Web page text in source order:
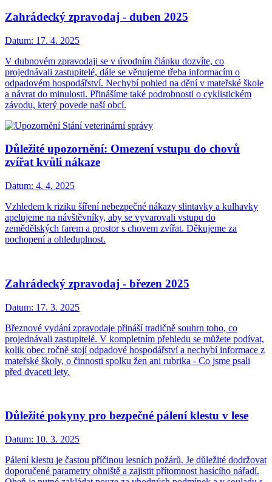
Zahrádecký zpravodaj - duben 2025
Datum: 17. 4. 2025
V dubnovém zpravodaji se v úvodním článku dozvíte, co
projednávali zastupitelé, dále se věnujeme třeba informacím o
odpadovém hospodářství. Nechybí pohled na dění v mateřské škole
a návrat do minulosti. Přinášíme také podrobnosti o cyklistickém
závodu, který povede naší obcí.
Důležité upozornění: Omezení vstupu do chovů
zvířat kvůli nákaze
Datum: 4. 4. 2025
Vzhledem k riziku šíření nebezpečné nákazy slintavky a kulhavky
apelujeme na návštěvníky, aby se vyvarovali vstupu do
zemědělských farem a prostor s chovem zvířat. Děkujeme za
pochopení a ohleduplnost.
Zahrádecký zpravodaj - březen 2025
Datum: 17. 3. 2025
Březnové vydání zpravodaje přináší tradičně souhrn toho, co
projednávali zastupitelé. V kompletním přehledu se můžete podívat,
kolik obec ročně stojí odpadové hospodářství a nechybí informace z
mateřské školy, o činnosti spolku žen ani rubrika - Co jsme psali
před dvaceti lety.
Důležité pokyny pro bezpečné pálení klestu v lese
Datum: 10. 3. 2025
Pálení klestu je častou příčinou lesních požárů. Je důležité dodržovat
doporučené parametry ohniště a zajistit přítomnost hasícího nářadí.